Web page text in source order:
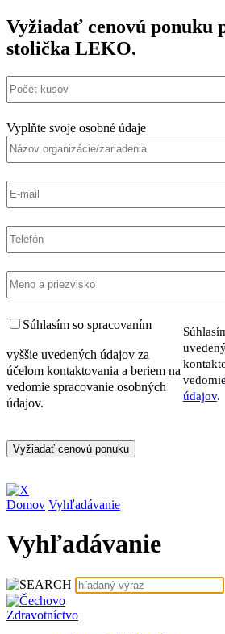
Vyžiadať cenovú ponuku
stolička LEKO.
Vyplňte svoje osobné údaje
Súhlasím so spracovaním
vyššie uvedených údajov za
účelom kontaktovania a beriem na
vedomie spracovanie osobných
údajov.
vedomie
údajov.
Domov Vyhľadávanie
Vyhľadávanie
Zdravotníctvo